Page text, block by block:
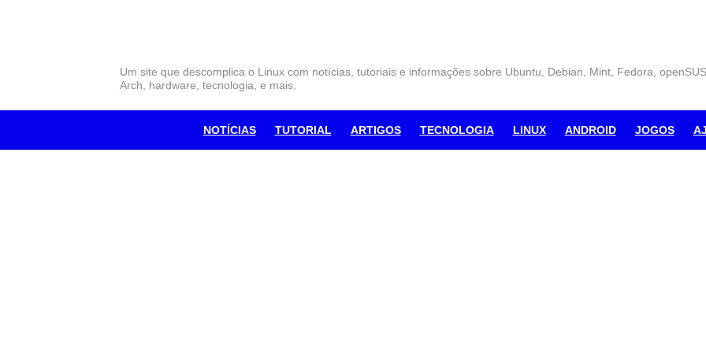
Um site que descomplica o Linux com notícias, tutoriais e informações sobre Ubuntu, Debian, Mint, Fedora,
Arch, hardware, tecnologia, e mais.
NOTÍCIAS TUTORIAL ARTIGOS TECNOLOGIA LINUX ANDROID JOGOS